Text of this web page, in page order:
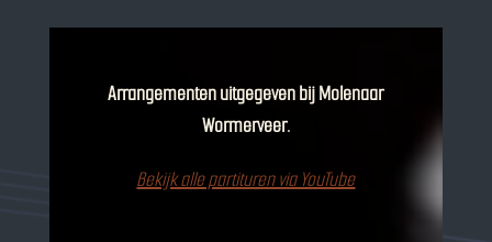
Arrangementen uitgegeven bij Molenaar
Wormerveer.
Bekijk alle partituren via YouTube